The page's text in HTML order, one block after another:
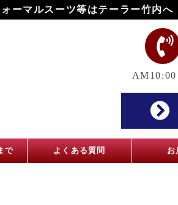
ーマルスーツ等はテーラー竹内へ
で よくある質問 お